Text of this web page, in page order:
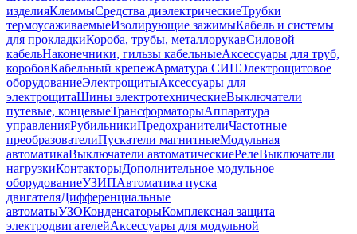
изделияКлеммыСредства диэлектрическиеТрубки
термоусаживаемыеИзолирующие зажимыКабель и системы
для прокладкиКороба, трубы, металлорукавСиловой
кабельНаконечники, гильзы кабельныеАксессуары для труб,
коробовКабельный крепежАрматура СИПЭлектрощитовое
оборудованиеЭлектрощитыАксессуары для
электрощитаШины электротехническиеВыключатели
путевые, концевыеТрансформаторыАппаратура
управленияРубильникиПредохранителиЧастотные
преобразователиПускатели магнитныеМодульная
автоматикаВыключатели автоматическиеРелеВыключатели
нагрузкиКонтакторыДополнительное модульное
оборудованиеУЗИПАвтоматика пуска
двигателяДифференциальные
автоматыУЗОКонденсаторыКомплексная защита
электродвигателейАксессуары для модульной